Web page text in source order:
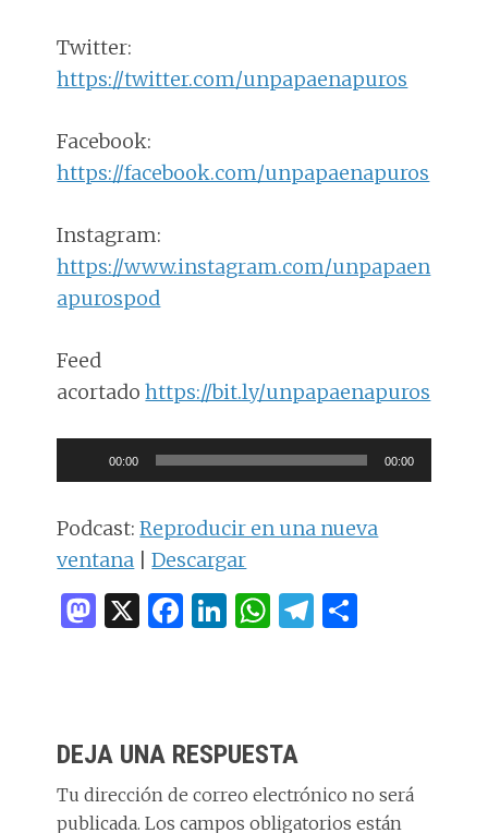
Twitter:
https://twitter.com/unpapaenapuros
Facebook:
https://facebook.com/unpapaenapuros
Instagram:
https://www.instagram.com/unpapaen
apurospod
Feed
acortadohttps://bit.ly/unpapaenapuros
Reproductor
de
audio
00:00 00:00
Podcast:Reproducir en una nueva
ventana |Descargar
M
o
n
X F
o
o
k
Li
dI
n
W
A
p
p
T
m ti
r
CON
LOS
DEJA UNA RESPUESTA
Tu dirección de correo electrónico no será
publicada. Los campos obligatorios están